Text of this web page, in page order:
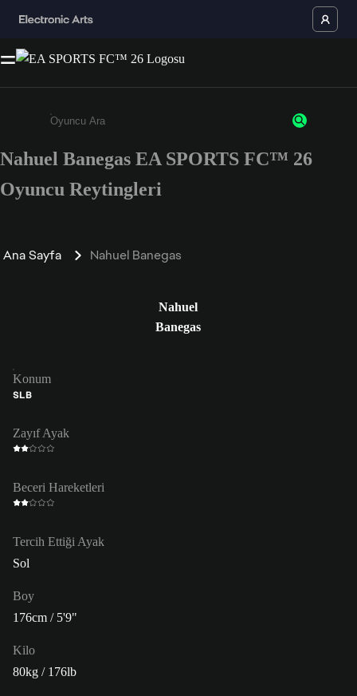
Enter a minimum of 3 characters or numbers
Nahuel Banegas EA SPORTS FC™ 26
Oyuncu Reytingleri
Ana Sayfa Nahuel Banegas
Nahuel
Banegas
Konum
SLB
Zayıf Ayak
Beceri Hareketleri
Tercih Ettiği Ayak
Sol
Boy
176cm / 5'9"
Kilo
80kg / 176lb